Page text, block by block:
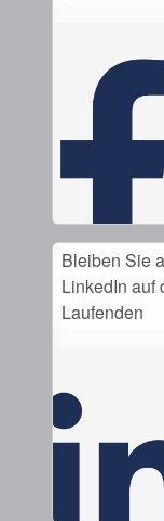
Bleiben Sie
LinkedIn auf
Laufenden